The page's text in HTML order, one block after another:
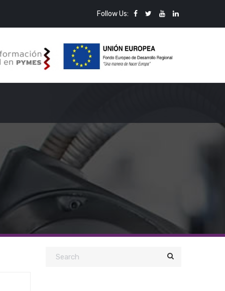
Follow Us: